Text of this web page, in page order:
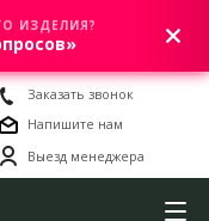
0
Заказать звонок
Напишите нам
Выезд менеджера
ИЗДЕЛИЯ?